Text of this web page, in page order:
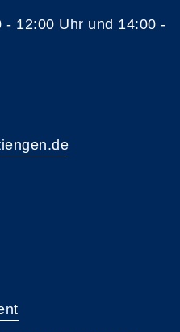
- 12:00 Uhr und 14:00 -